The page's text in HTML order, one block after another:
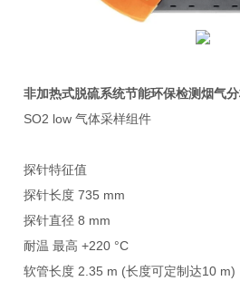
非加热式脱硫系统节能环保检测烟气
SO2 low气体采样组件
探针特征值
探针长度 735 mm
探针直径 8 mm
耐温 最高 +220 °C
软管长度 2.35 m (长度可定制达10 m)